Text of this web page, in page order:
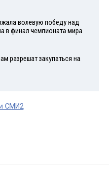
волевую победу над
в финал чемпионата мира
разрешат закупаться на
СМИ2